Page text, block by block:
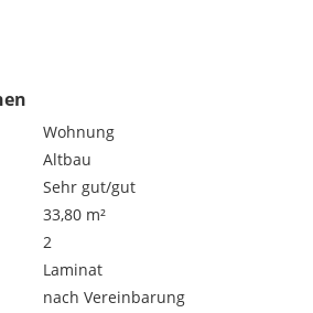
Wohnung
Altbau
Sehr gut/gut
33,80 m²
2
Laminat
nach Vereinbarung